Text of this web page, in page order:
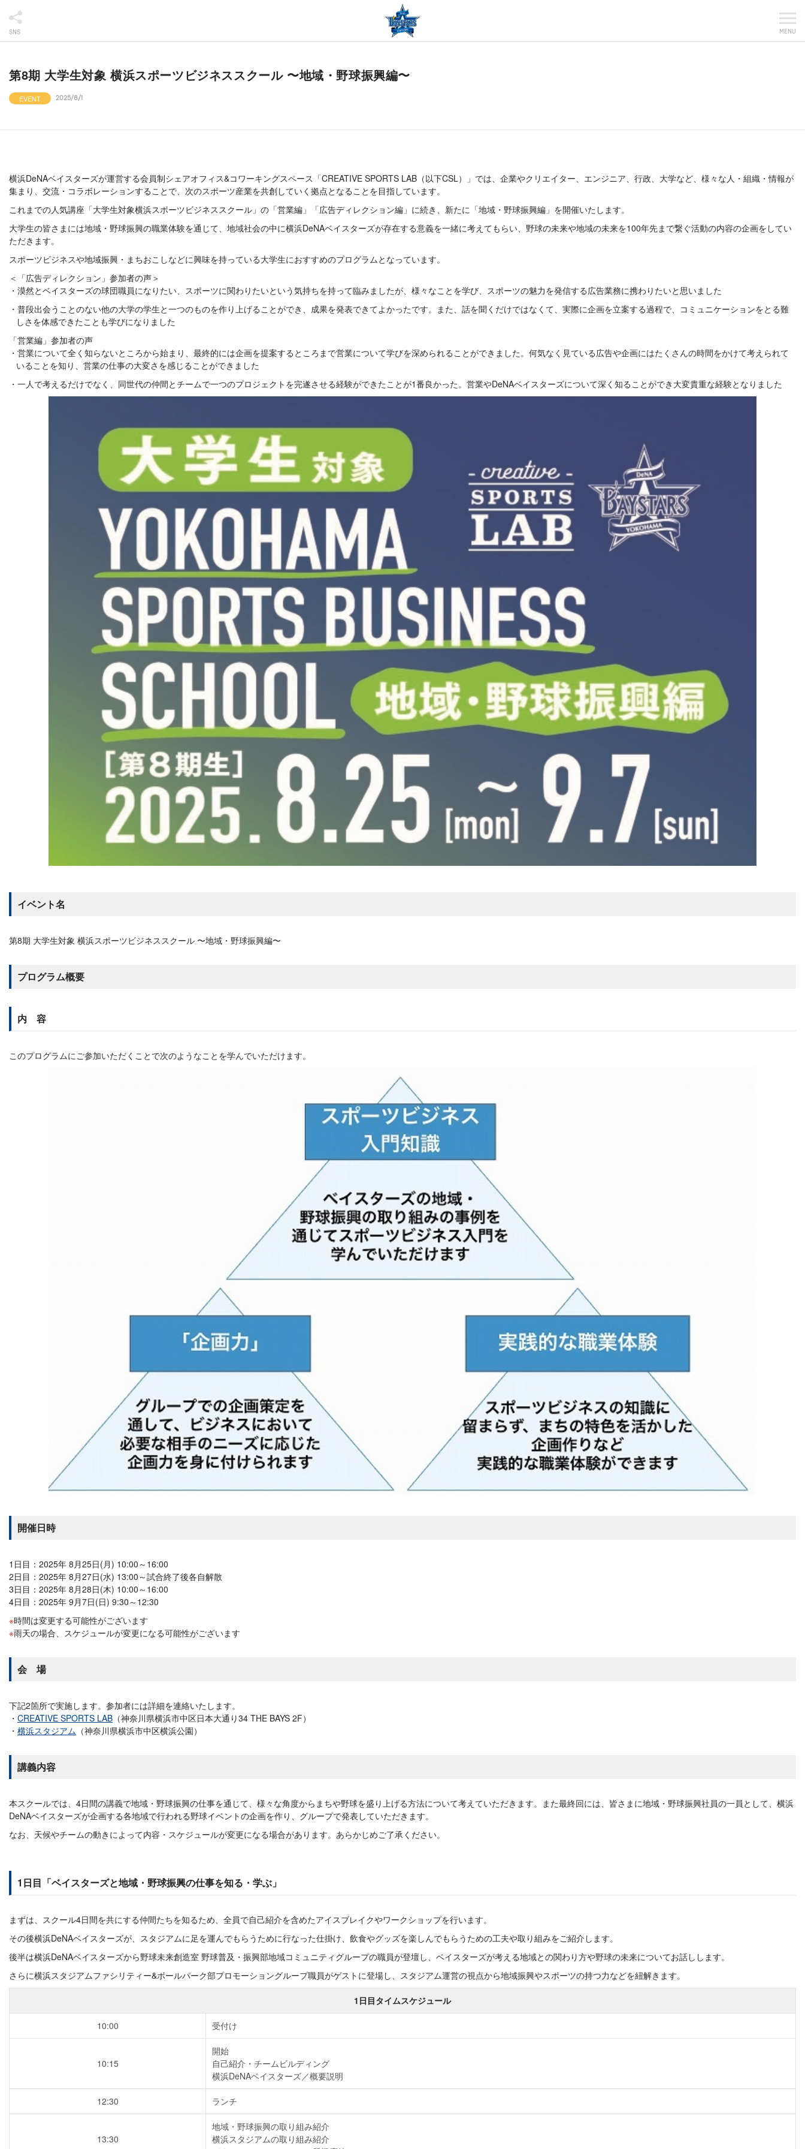
SNS MENU
第8期 大学生対象 横浜スポーツビジネススクール 〜地域・野球振興編〜
EVENT 2025/8/1
横浜DeNAベイスターズが運営する会員制シェアオフィス&コワーキングスペース「CREATIVE SPORTS LAB（以下CSL）」では、企業やクリエイター、エンジニア、行政、大学など、様々な人・組織・情報が
集まり、交流・コラボレーションすることで、次のスポーツ産業を共創していく拠点となることを目指しています。
これまでの人気講座「大学生対象横浜スポーツビジネススクール」の「営業編」「広告ディレクション編」に続き、新たに「地域・野球振興編」を開催いたします。
大学生の皆さまには地域・野球振興の職業体験を通じて、地域社会の中に横浜DeNAベイスターズが存在する意義を一緒に考えてもらい、野球の未来や地域の未来を100年先まで繋ぐ活動の内容の企画をしてい
ただきます。
スポーツビジネスや地域振興・まちおこしなどに興味を持っている大学生におすすめのプログラムとなっています。
＜「広告ディレクション」参加者の声＞
漠然とベイスターズの球団職員になりたい、スポーツに関わりたいという気持ちを持って臨みましたが、様々なことを学び、スポーツの魅力を発信する広告業務に携わりたいと思いました
普段出会うことのない他の大学の学生と一つのものを作り上げることができ、成果を発表できてよかったです。また、話を聞くだけではなくて、実際に企画を立案する過程で、コミュニケーションをとる難
しさを体感できたことも学びになりました
「営業編」参加者の声
営業について全く知らないところから始まり、最終的には企画を提案するところまで営業について学びを深められることができました。何気なく見ている広告や企画にはたくさんの時間をかけて考えられて
いることを知り、営業の仕事の大変さを感じることができました
一人で考えるだけでなく、同世代の仲間とチームで一つのプロジェクトを完遂させる経験ができたことが1番良かった。営業やDeNAベイスターズについて深く知ることができ大変貴重な経験となりました
イベント名
第8期 大学生対象 横浜スポーツビジネススクール 〜地域・野球振興編〜
プログラム概要
内 容
このプログラムにご参加いただくことで次のようなことを学んでいただけます。
開催日時
1日目：2025年 8月25日(月) 10:00～16:00
2日目：2025年 8月27日(水) 13:00～試合終了後各自解散
3日目：2025年 8月28日(木) 10:00～16:00
4日目：2025年 9月7日(日) 9:30～12:30
時間は変更する可能性がございます
雨天の場合、スケジュールが変更になる可能性がございます
会 場
下記2箇所で実施します。参加者には詳細を連絡いたします。
CREATIVE SPORTS LAB （神奈川県横浜市中区日本大通り34 THE BAYS 2F）
横浜スタジアム （神奈川県横浜市中区横浜公園）
講義内容
本スクールでは、4日間の講義で地域・野球振興の仕事を通じて、様々な角度からまちや野球を盛り上げる方法について考えていただきます。また最終回には、皆さまに地域・野球振興社員の一員として、横浜
DeNAベイスターズが企画する各地域で行われる野球イベントの企画を作り、グループで発表していただきます。
なお、天候やチームの動きによって内容・スケジュールが変更になる場合があります。あらかじめご了承ください。
1日目「ベイスターズと地域・野球振興の仕事を知る・学ぶ」
まずは、スクール4日間を共にする仲間たちを知るため、全員で自己紹介を含めたアイスブレイクやワークショップを行います。
その後横浜DeNAベイスターズが、スタジアムに足を運んでもらうために行なった仕掛け、飲食やグッズを楽しんでもらうための工夫や取り組みをご紹介します。
後半は横浜DeNAベイスターズから野球未来創造室 野球普及・振興部地域コミュニティグループの職員が登壇し、ベイスターズが考える地域との関わり方や野球の未来についてお話しします。
さらに横浜スタジアムファシリティー&ボールパーク部プロモーショングループ職員がゲストに登場し、スタジアム運営の視点から地域振興やスポーツの持つ力などを紐解きます。
1日目タイムスケジュール
10:00 受付け
10:15
開始
自己紹介・チームビルディング
横浜DeNAベイスターズ／概要説明
12:30 ランチ
13:30
地域・野球振興の取り組み紹介
横浜スタジアムの取り組み紹介